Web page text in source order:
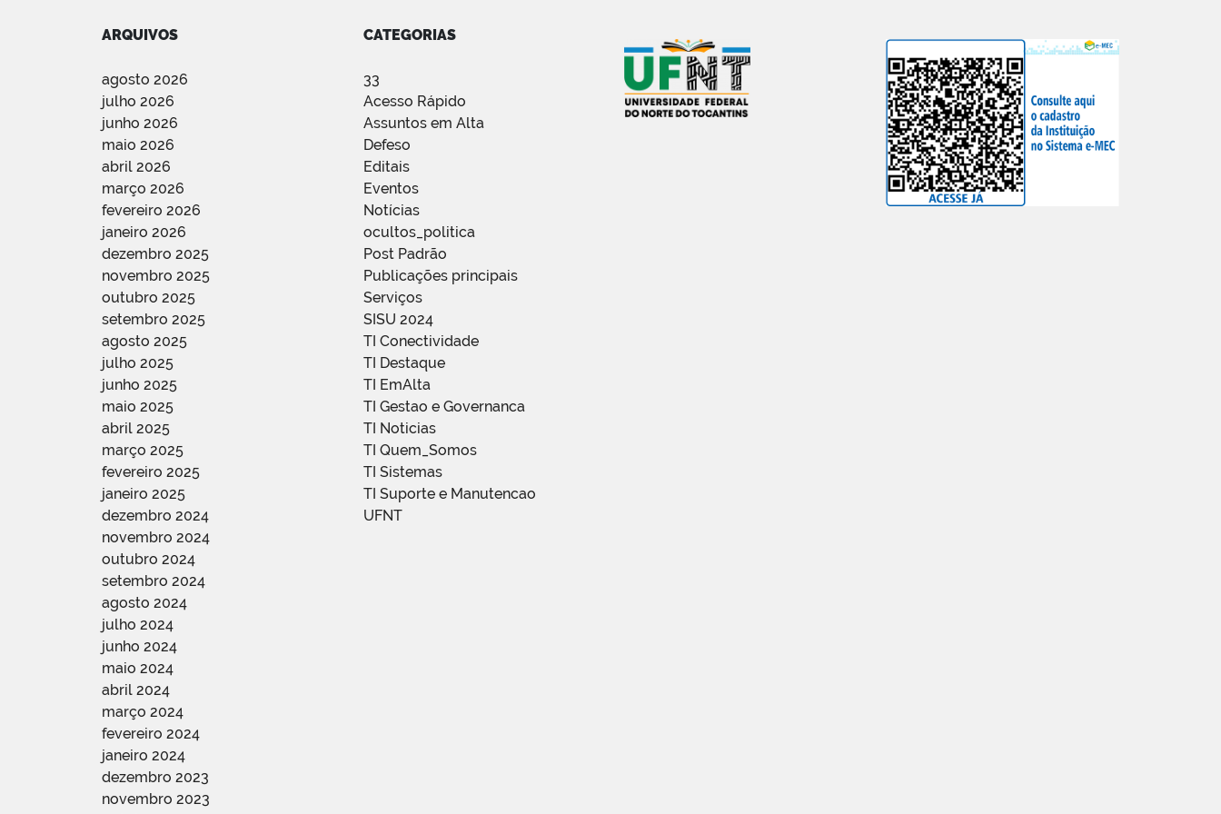
ARQUIVOS
agosto 2026
julho 2026
junho 2026
maio 2026
abril 2026
março 2026
fevereiro 2026
janeiro 2026
dezembro 2025
novembro 2025
outubro 2025
setembro 2025
agosto 2025
julho 2025
junho 2025
maio 2025
abril 2025
março 2025
fevereiro 2025
janeiro 2025
dezembro 2024
novembro 2024
outubro 2024
setembro 2024
agosto 2024
julho 2024
junho 2024
maio 2024
abril 2024
março 2024
fevereiro 2024
janeiro 2024
dezembro 2023
novembro 2023
CATEGORIAS
33
Acesso Rápido
Assuntos em Alta
Defeso
Editais
Eventos
Notícias
ocultos_politica
Post Padrão
Publicações principais
Serviços
SISU 2024
TI Conectividade
TI Destaque
TI EmAlta
TI Gestao e Governanca
TI Noticias
TI Quem_Somos
TI Sistemas
TI Suporte e Manutencao
UFNT